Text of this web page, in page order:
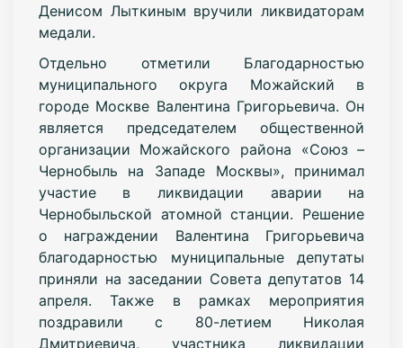
Денисом Лыткиным вручили ликвидаторам
медали.
Отдельно отметили Благодарностью
муниципального округа Можайский в
городе Москве Валентина Григорьевича. Он
является председателем общественной
организации Можайского района «Союз –
Чернобыль на Западе Москвы», принимал
участие в ликвидации аварии на
Чернобыльской атомной станции. Решение
о награждении Валентина Григорьевича
благодарностью муниципальные депутаты
приняли на заседании Совета депутатов 14
апреля. Также в рамках мероприятия
поздравили с 80-летием Николая
Дмитриевича, участника ликвидации